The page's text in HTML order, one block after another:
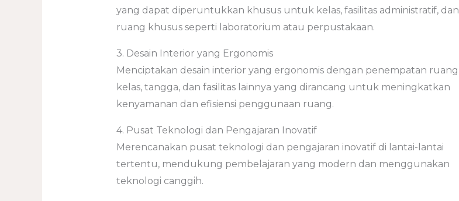
yang dapat diperuntukkan khusus untuk kelas, fasilitas administratif, dan
ruang khusus seperti laboratorium atau perpustakaan.
3. Desain Interior yang Ergonomis
Menciptakan desain interior yang ergonomis dengan penempatan ruang
kelas, tangga, dan fasilitas lainnya yang dirancang untuk meningkatkan
kenyamanan dan efisiensi penggunaan ruang.
4. Pusat Teknologi dan Pengajaran Inovatif
Merencanakan pusat teknologi dan pengajaran inovatif di lantai-lantai
tertentu, mendukung pembelajaran yang modern dan menggunakan
teknologi canggih.